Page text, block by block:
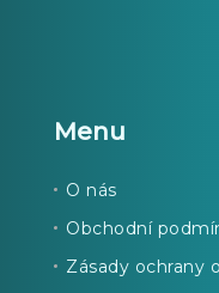
Menu
O nás
Obchodní
Zásady ochrany